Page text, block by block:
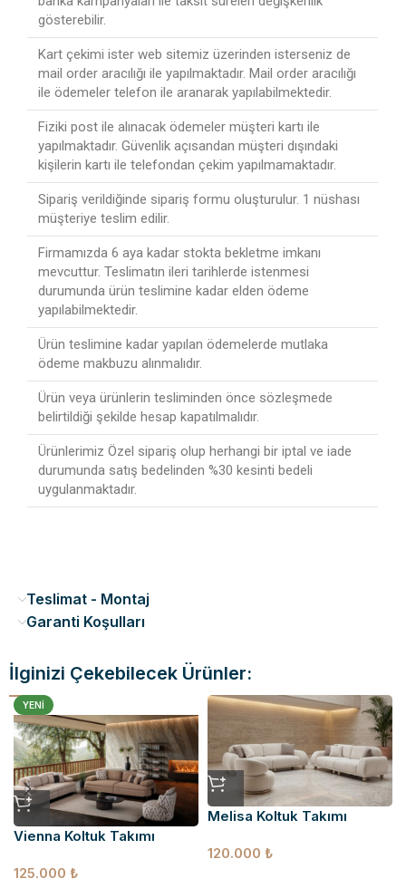
gösterebilir.
Kart çekimi ister web sitemiz üzerinden isterseniz de
mail order aracılığı ile yapılmaktadır. Mail order aracılığı
ile ödemeler telefon ile aranarak yapılabilmektedir.
Fiziki post ile alınacak ödemeler müşteri kartı ile
yapılmaktadır. Güvenlik açısandan müşteri dışındaki
kişilerin kartı ile telefondan çekim yapılmamaktadır.
Sipariş verildiğinde sipariş formu oluşturulur. 1 nüshası
müşteriye teslim edilir.
Firmamızda 6 aya kadar stokta bekletme imkanı
mevcuttur. Teslimatın ileri tarihlerde istenmesi
durumunda ürün teslimine kadar elden ödeme
yapılabilmektedir.
Ürün teslimine kadar yapılan ödemelerde mutlaka
ödeme makbuzu alınmalıdır.
Ürün veya ürünlerin tesliminden önce sözleşmede
belirtildiği şekilde hesap kapatılmalıdır.
Ürünlerimiz Özel sipariş olup herhangi bir iptal ve iade
durumunda satış bedelinden %30 kesinti bedeli
uygulanmaktadır.
Teslimat - Montaj
Garanti Koşulları
İlginizi Çekebilecek Ürünler:
YENI
Vienna Koltuk Takımı
125.000 ₺
Melisa Koltuk Takımı
120.000 ₺